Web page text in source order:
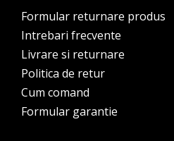
Formular returnare produs
Intrebari frecvente
Livrare si returnare
Politica de retur
Cum comand
Formular garantie